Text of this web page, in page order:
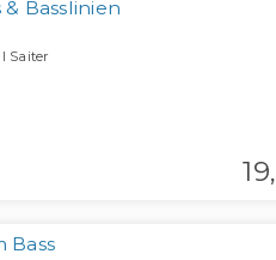
Basslinien
Saiter
19,
Bass